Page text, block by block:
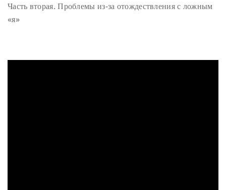
Часть вторая. Проблемы из-за отождествления с ложным
«я»